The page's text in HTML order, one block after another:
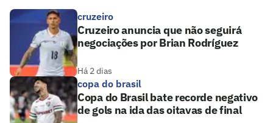
cruzeiro
Cruzeiro anuncia que não seguirá
negociações por Brian Rodríguez
Há 2 dias
copa do brasil
Copa do Brasil bate recorde negativo
de gols na ida das oitavas de final